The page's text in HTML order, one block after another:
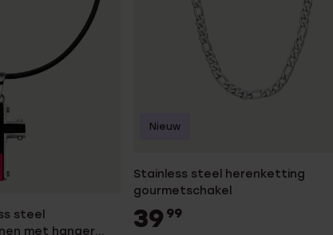
steel
met hanger
Stainless steel herenketting
gourmetschakel
39 99
Nieuw